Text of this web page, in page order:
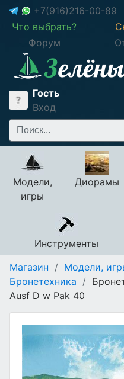
+7(916)216-00-89
Что выбрать?
Форум
Гость
Вход
Модели,
игры
Диорамы
Инструменты
Магазин / Модели,
Бронетехника /
Ausf D w Pak 40